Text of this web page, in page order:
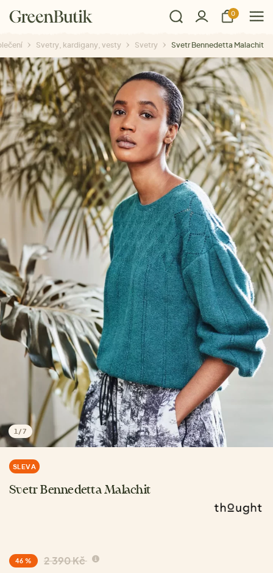
0
Svetry, kardigany, vesty Svetry Svetr Bennedetta Malachit
1 /7
SLEVA
Svetr Bennedetta Malachit
46 % 2 390 Kč